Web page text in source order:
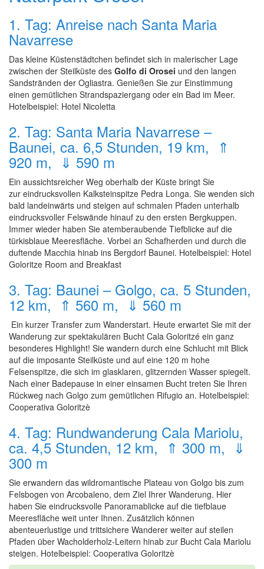
1. Tag: Anreise nach Santa Maria
Navarrese
Das kleine Küstenstädtchen befindet sich in malerischer Lage
zwischen der Steilküste des Golfo di Orosei und den langen
Sandstränden der Ogliastra. Genießen Sie zur Einstimmung
einen gemütlichen Strandspaziergang oder ein Bad im Meer.
Hotelbeispiel: Hotel Nicoletta
2. Tag: Santa Maria Navarrese –
Baunei, ca. 6,5 Stunden, 19 km, ⇑
920 m, ⇓ 590 m
Ein aussichtsreicher Weg oberhalb der Küste bringt Sie
zur eindrucksvollen Kalksteinspitze Pedra Longa. Sie wenden sich
bald landeinwärts und steigen auf schmalen Pfaden unterhalb
eindrucksvoller Felswände hinauf zu den ersten Bergkuppen.
Immer wieder haben Sie atemberaubende Tiefblicke auf die
türkisblaue Meeresfläche. Vorbei an Schafherden und durch die
duftende Macchia hinab ins Bergdorf Baunei. Hotelbeispiel: Hotel
Goloritze Room and Breakfast
3. Tag: Baunei – Golgo, ca. 5 Stunden,
12 km, ⇑ 560 m, ⇓ 560 m
Ein kurzer Transfer zum Wanderstart. Heute erwartet Sie mit der
Wanderung zur spektakulären Bucht Cala Goloritzé ein ganz
besonderes Highlight! Sie wandern durch eine Schlucht mit Blick
auf die imposante Steilküste und auf eine 120 m hohe
Felsenspitze, die sich im glasklaren, glitzernden Wasser spiegelt.
Nach einer Badepause in einer einsamen Bucht treten Sie Ihren
Rückweg nach Golgo zum gemütlichen Rifugio an. Hotelbeispiel:
Cooperativa Goloritzè
4. Tag: Rundwanderung Cala Mariolu,
ca. 4,5 Stunden, 12 km, ⇑ 300 m, ⇓
300 m
Sie erwandern das wildromantische Plateau von Golgo bis zum
Felsbogen von Arcobaleno, dem Ziel Ihrer Wanderung. Hier
haben Sie eindrucksvolle Panoramablicke auf die tiefblaue
Meeresfläche weit unter Ihnen. Zusätzlich können
abenteuerlustige und trittsichere Wanderer weiter auf steilen
Pfaden über Wacholderholz-Leitern hinab zur Bucht Cala Mariolu
steigen. Hotelbeispiel: Cooperativa Goloritzè